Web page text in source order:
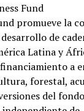
Fund
promueve la
de
Latina y
a
forestal,
del